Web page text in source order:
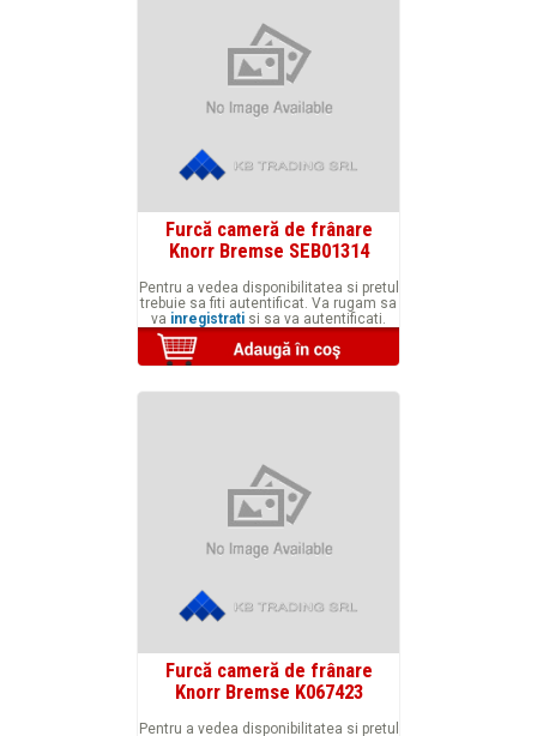
Furcă cameră de frânare
Knorr Bremse SEB01314
Pentru a vedea disponibilitatea si pretul
trebuie sa fiti autentificat. Va rugam sa
va inregistrati si sa va autentificati.
Furcă cameră de frânare
Knorr Bremse K067423
Pentru a vedea disponibilitatea si pretul